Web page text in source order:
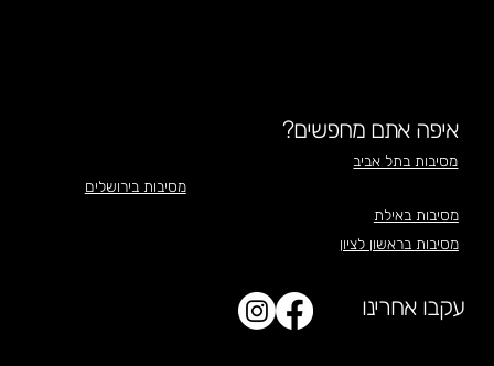
עקבו אחרינו
איפה אתם מחפשים?
מסיבות בתל אביב
מסיבות בירושלים
מסיבות באילת
מסיבות בראשון לציון